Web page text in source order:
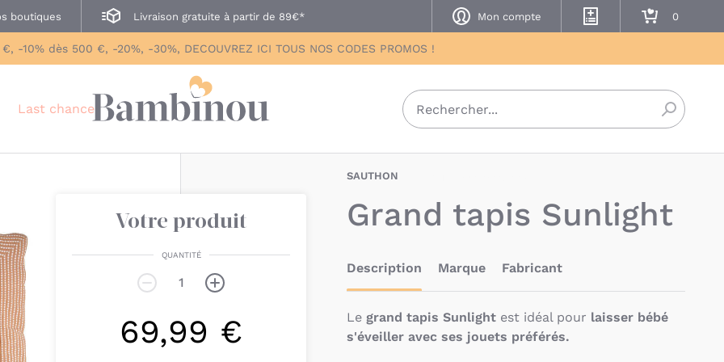
boutiques Livraison gratuite à partir de 89€* Mon compte
Mes listes de naissance
Mon panier
-10% dès 500 €, -20%, -30%, DECOUVREZ ICI TOUS NOS CODES PROMOS !
Last chance
SAUTHON
Grand tapis Sunlight
Votre produit
QUANTITÉ
69,99 €
Description Marque Fabricant
Le grand tapis Sunlight est idéal pour laisser bébé
s'éveiller avec ses jouets préférés.